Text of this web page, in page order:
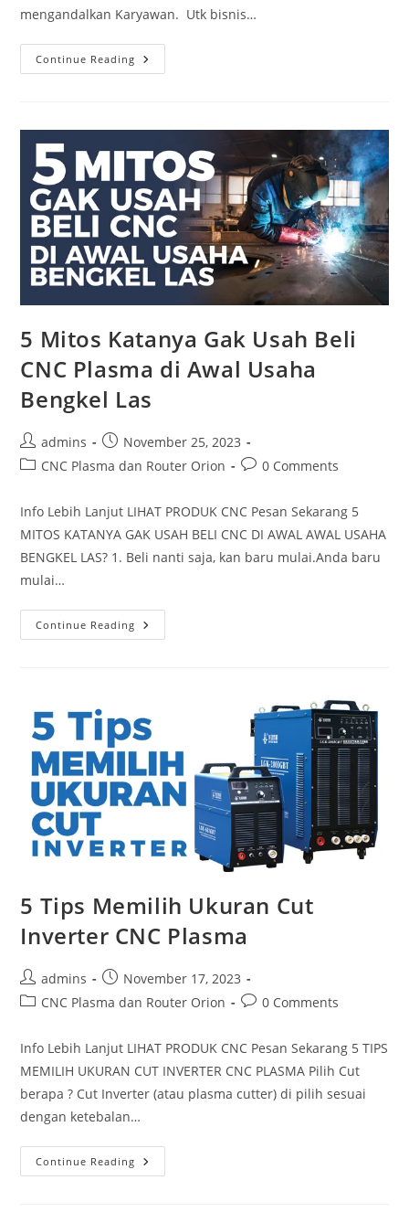
mengandalkan Karyawan. Utk bisnis…
Continue Reading
HAL
DILAKUKAN
DI
AWAL
MEMILIKI
MESIN
CNC
PLASMA
&
CNC
ROUTER
5 Mitos Katanya Gak Usah Beli
CNC Plasma di Awal Usaha
Bengkel Las
Post
author:
admins
Post
published:
November 25, 2023
PostCNC Plasma dan Router Orion
Post0 Comments
Info Lebih Lanjut LIHAT PRODUK CNC Pesan Sekarang 5
MITOS KATANYA GAK USAH BELI CNC DI AWAL AWAL USAHA
BENGKEL LAS? 1. Beli nanti saja, kan baru mulai.Anda baru
mulai…
Continue Reading
Mitos
Plasma
Di
Awal
Usaha
Bengkel
Las
5 Tips Memilih Ukuran Cut
Inverter CNC Plasma
Post
author:
admins
Post
published:
November 17, 2023
PostCNC Plasma dan Router Orion
Post0 Comments
Info Lebih Lanjut LIHAT PRODUK CNC Pesan Sekarang 5 TIPS
MEMILIH UKURAN CUT INVERTER CNC PLASMA Pilih Cut
berapa ? Cut Inverter (atau plasma cutter) di pilih sesuai
dengan ketebalan…
Continue Reading
Tips